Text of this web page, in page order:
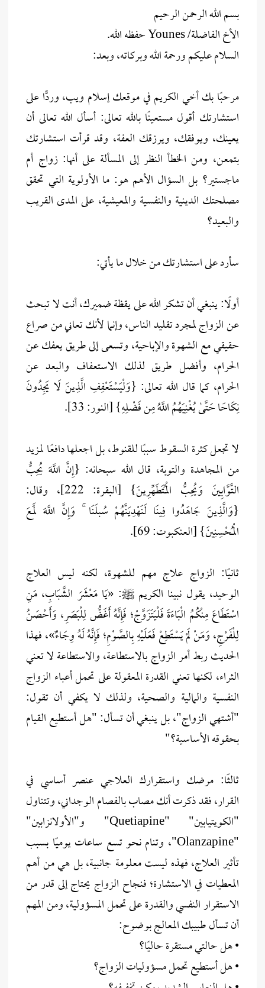
بسم الله الرحمن الرحيم
الأخ الفاضلة/ Younes حفظه الله.
السلام عليكم ورحمة الله وبركاته، وبعد:
مرحبًا بك أخي الكريم في موقعك إسلام ويب، وردًّا على
استشارتك أقول مستعينًا بالله تعالى: أسأل الله تعالى أن
يعينك، ويوفقك، ويرزقك العفة، وقد قرأت استشارتك
بتمعن، ومن الخطأ النظر إلى المسألة على أنها: زواج أم
ماجستير؟ بل السؤال الأهم هو: ما الأولوية التي تحقق
مصلحتك الدينية والنفسية والمعيشية، على المدى القريب
والبعيد؟
سأرد على استشارتك من خلال ما يأتي:
أولًا: ينبغي أن تشكر الله على يقظة ضميرك، أنت لا تبحث
عن الزواج لمجرد تقليد الناس، وإنما لأنك تعاني من صراع
حقيقي مع الشهوة والإباحية، وتسعى إلى طريق يعفك عن
الحرام، وأفضل طريق لذلك الاستعفاف والبعد عن
الحرام، كما قال الله تعالى: {وَلْيَسْتَعْفِفِ الَّذِينَ لَا يَجِدُونَ
نِكَاحًا حَتَّىٰ يُغْنِيَهُمُ اللَّهُ مِن فَضْلِهِ} [النور: 33].
لا تجعل كثرة السقوط سببًا للقنوط، بل اجعلها دافعًا لمزيد
من المجاهدة والتوبة، قال الله سبحانه: {إِنَّ اللَّهَ يُحِبُّ
التَّوَّابِينَ وَيُحِبُّ الْمُتَطَهِّرِينَ} [البقرة: 222]، وقال:
{وَالَّذِينَ جَاهَدُوا فِينَا لَنَهْدِيَنَّهُمْ سُبلَنَا ۚ وَإِنَّ اللَّهَ لَمَعَ
الْمُحْسِنِينَ} [العنكبوت: 69].
ثانيًا: الزواج علاج مهم للشهوة، لكنه ليس العلاج
الوحيد، يقول نبينا الكريم ﷺ: «يَا مَعْشَرَ الشَّبَابِ، مَنِ
اسْتَطَاعَ مِنْكُمُ الْبَاءَةَ فَلْيَتَزَوَّجْ؛ فَإِنَّهُ أَغَضُّ لِلْبَصَرِ، وَأَحْصَنُ
لِلْفَرْجِ، وَمَنْ لَمْ يَسْتَطِعْ فَعَلَيْهِ بِالصَّوْمِ؛ فَإِنَّهُ لَهُ وِجَاءٌ»، فهذا
الحديث ربط أمر الزواج بالاستطاعة، والاستطاعة لا تعني
الثراء، لكنها تعني القدرة المعقولة على تحمل أعباء الزواج
النفسية والمالية والصحية، ولذلك لا يكفي أن تقول:
"أشتهي الزواج"، بل ينبغي أن تسأل: "هل أستطيع القيام
بحقوقه الأساسية؟"
ثالثًا: مرضك واستقرارك العلاجي عنصر أساسي في
القرار، فقد ذكرت أنك مصاب بالفصام الوجداني، وتتناول
"الكويتيابين" "Quetiapine" و"الأولانزابين"
"Olanzapine"، وتنام نحو تسع ساعات يوميًا بسبب
تأثير العلاج، فهذه ليست معلومة جانبية، بل هي من أهم
المعطيات في الاستشارة؛ فنجاح الزواج يحتاج إلى قدر من
الاستقرار النفسي والقدرة على تحمل المسؤولية، ومن المهم
أن تسأل طبيبك المعالج بوضوح:
• هل حالتي مستقرة حاليًا؟
• هل أستطيع تحمل مسؤوليات الزواج؟